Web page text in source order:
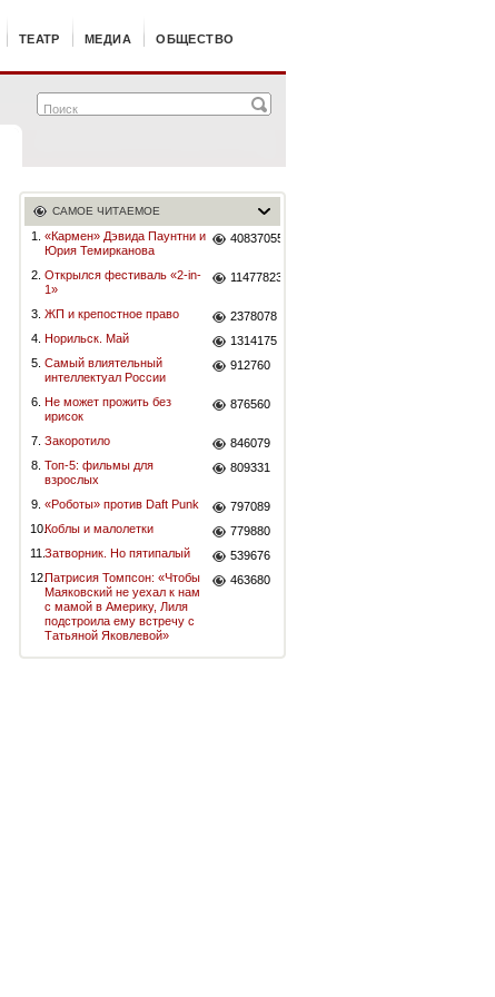
ТЕАТР МЕДИА ОБЩЕСТВО
САМОЕ ЧИТАЕМОЕ
1.
«Кармен» Дэвида Паунтни и
Юрия Темирканова
40837055
2. Открылся фестиваль «2-in-
1»
11477823
3. ЖП и крепостное право
2378078
4. Норильск. Май
1314175
5. Самый влиятельный
интеллектуал России
912760
6. Не может прожить без
ирисок
876560
7. Закоротило
846079
8. Топ-5: фильмы для
взрослых
809331
9. «Роботы» против Daft Punk
797089
10.Коблы и малолетки
779880
11.Затворник. Но пятипалый
539676
12.Патрисия Томпсон: «Чтобы
Маяковский не уехал к нам
с мамой в Америку, Лиля
подстроила ему встречу с
Татьяной Яковлевой»
463680